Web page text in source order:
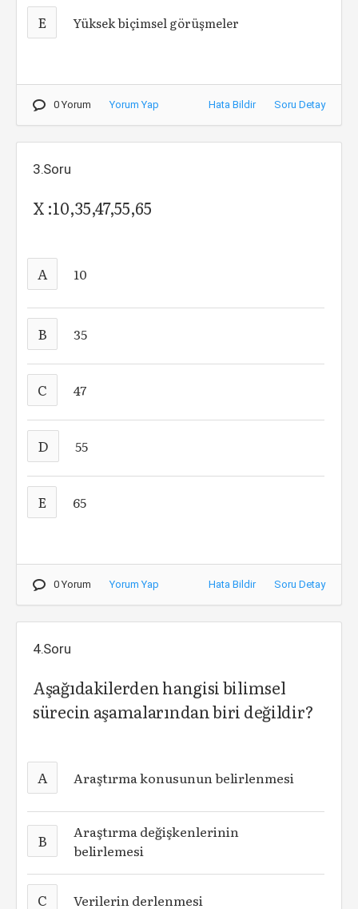
E Yüksek biçimsel görüşmeler
0 Yorum Yorum Yap Hata Bildir Soru Detay
3.Soru
X :10,35,47,55,65
A 10
B 35
C 47
D 55
E 65
0 Yorum Yorum Yap Hata Bildir Soru Detay
4.Soru
Aşağıdakilerden hangisi bilimsel
sürecin aşamalarından biri değildir?
A Araştırma konusunun belirlenmesi
B
Araştırma değişkenlerinin
belirlemesi
C Verilerin derlenmesi